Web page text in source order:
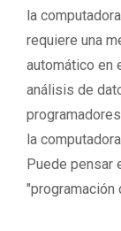
la
requiere una
automático en
análisis de
la
Puede pensar
"programación